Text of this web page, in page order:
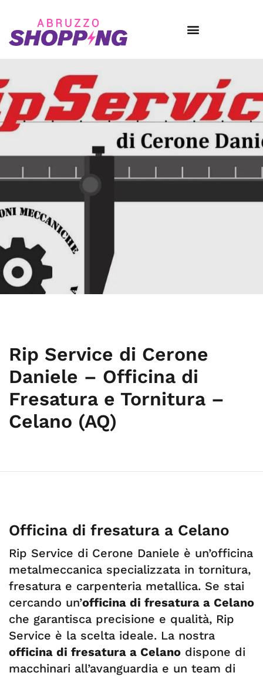
Rip Service di Cerone
Daniele – Officina di
Fresatura e Tornitura –
Celano (AQ)
Officina di fresatura a Celano
Rip Service di Cerone Daniele è un’officina
metalmeccanica specializzata in tornitura,
fresatura e carpenteria metallica. Se stai
cercando un’officina di fresatura a Celano
che garantisca precisione e qualità, Rip
Service è la scelta ideale. La nostra
officina di fresatura a Celano dispone di
macchinari all’avanguardia e un team di